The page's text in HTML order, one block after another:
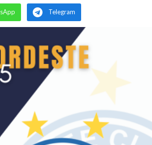
Telegram